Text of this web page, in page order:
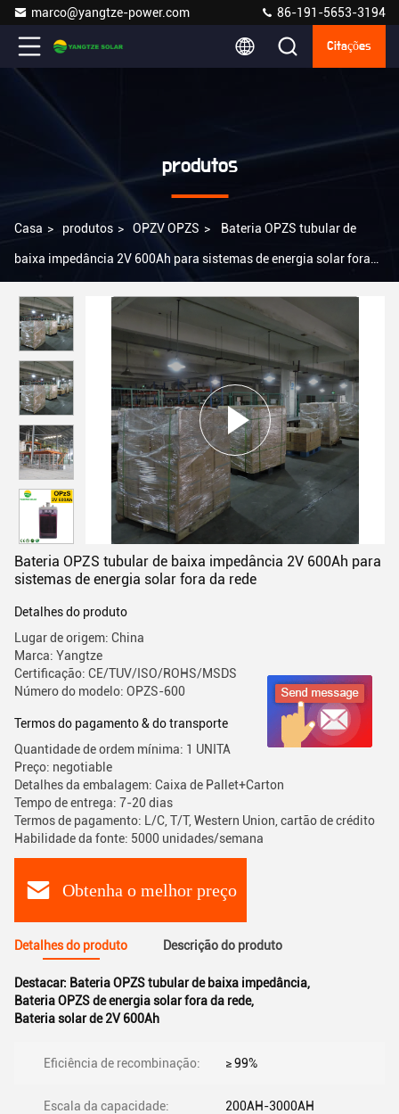
marco@yangtze-power.com 86-191-5653-3194
Citações
produtos
Casa > produtos > OPZV OPZS > Bateria OPZS tubular de
baixa impedância 2V 600Ah para sistemas de energia solar fora
Bateria OPZS tubular de baixa impedância 2V 600Ah para
sistemas de energia solar fora da rede
Detalhes do produto
Lugar de origem: China
Marca: Yangtze
Certificação: CE/TUV/ISO/ROHS/MSDS
Número do modelo: OPZS-600
Termos do pagamento & do transporte
Quantidade de ordem mínima: 1 UNITA
Preço: negotiable
Detalhes da embalagem: Caixa de Pallet+Carton
Tempo de entrega: 7-20 dias
Termos de pagamento: L/C, T/T, Western Union, cartão de crédito
Habilidade da fonte: 5000 unidades/semana
Obtenha o melhor preço
Detalhes do produto Descrição do produto
Destacar: Bateria OPZS tubular de baixa impedância,
Bateria OPZS de energia solar fora da rede,
Bateria solar de 2V 600Ah
Eficiência de recombinação: ≥ 99%
Escala da capacidade: 200AH-3000AH